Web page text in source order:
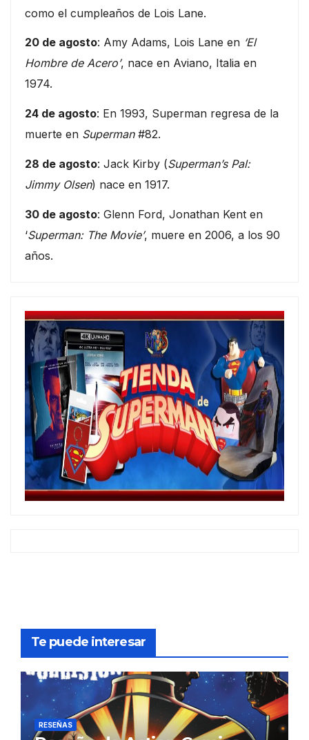
como el cumpleaños de Lois Lane.
20 de agosto: Amy Adams, Lois Lane en ‘El
Hombre de Acero’, nace en Aviano, Italia en
1974.
24 de agosto: En 1993, Superman regresa de la
muerte en Superman#82.
28 de agosto: Jack Kirby (Superman’s Pal:
Jimmy Olsen) nace en 1917.
30 de agosto: Glenn Ford, Jonathan Kent en
‘Superman: The Movie’, muere en 2006, a los 90
años.
Te puede interesar
RESEÑAS